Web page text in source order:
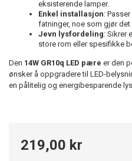
eksisterende lamper.
Enkel installasjon:
fatninger, noe som gjør
Jevn lysfordeling: Sikrer
store rom eller spesifikke
Den 14W GR10q LED pære er den
ønsker å oppgradere til LED-
en pålitelig og energibesparende
219,00 kr